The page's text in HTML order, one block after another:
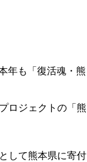
年も「復活魂・熊
ロジェクトの「熊
して熊本県に寄付